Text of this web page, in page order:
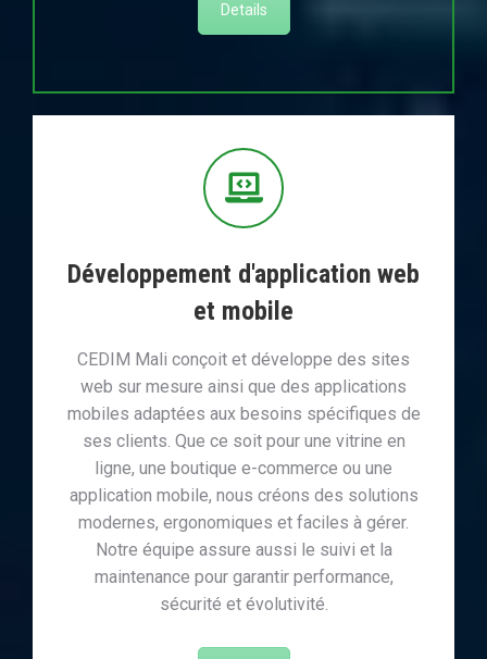
Details
Développement d'application web
et mobile
CEDIM Mali conçoit et développe des sites
web sur mesure ainsi que des applications
mobiles adaptées aux besoins spécifiques de
ses clients. Que ce soit pour une vitrine en
ligne, une boutique e-commerce ou une
application mobile, nous créons des solutions
modernes, ergonomiques et faciles à gérer.
Notre équipe assure aussi le suivi et la
maintenance pour garantir performance,
sécurité et évolutivité.